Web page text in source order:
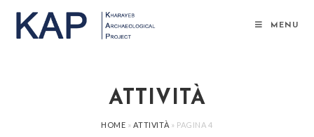
MENU
ATTIVITÀ
HOME »ATTIVITÀ » PAGINA 4